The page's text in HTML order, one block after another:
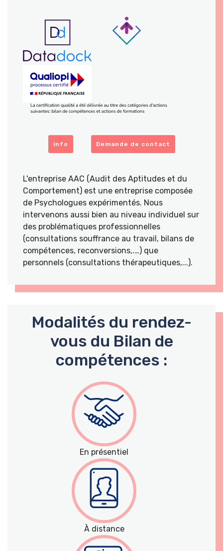
info Demande de contact
L'entreprise AAC (Audit des Aptitudes et du
Comportement) est une entreprise composée
de Psychologues expérimentés. Nous
intervenons aussi bien au niveau individuel sur
des problématiques professionnelles
(consultations souffrance au travail, bilans de
compétences, reconversions,.…) que
personnels (consultations thérapeutiques,...).
Modalités du rendez-
vous du Bilan de
compétences :
En présentiel
À distance